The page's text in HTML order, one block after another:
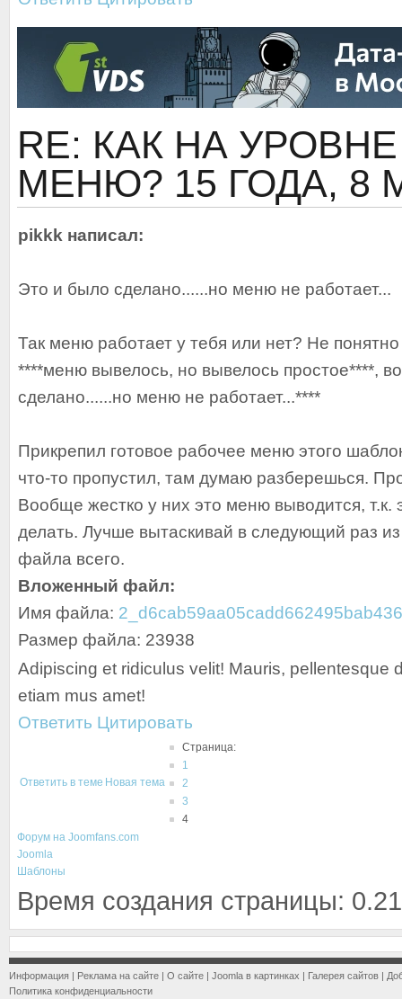
RE: КАК НА
МЕНЮ? 15 ГОДА,
pikkk написал:
Это и было сделано......но меню не работает...
Так меню работает у тебя или нет? Не
****меню вывелось, но вывелось простое****,
сделано......но меню не работает...****
Прикрепил готовое рабочее меню этого
что-то пропустил, там думаю разберешься.
Вообще жестко у них это меню выводится,
делать. Лучше вытаскивай в следующий раз
файла всего.
Вложенный файл:
Имя файла:
Размер файла: 23938
Adipiscing et ridiculus velit! Mauris, pellentesque
etiam mus amet!
Ответить Цитировать
Ответить в теме Новая тема
Страница:
1
2
3
4
Форум на Joomfans.com
Joomla
Шаблоны
Время создания страницы:
Информация | Реклама на сайте | О сайте | Joomla в картинках | Галерея сайтов |
Политика конфиденциальности